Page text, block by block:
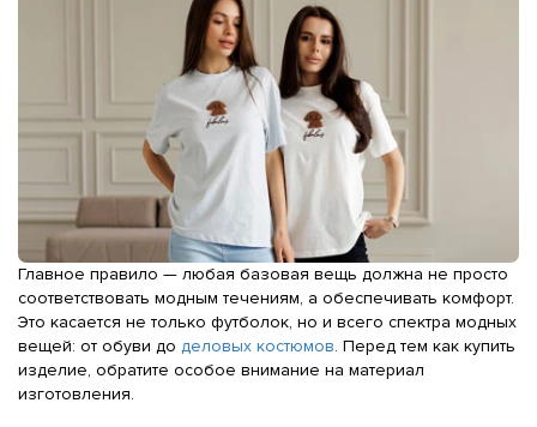
Главное правило — любая базовая вещь должна не просто
соответствовать модным течениям, а обеспечивать комфорт.
Это касается не только футболок, но и всего спектра модных
вещей: от обуви до деловых костюмов. Перед тем как купить
изделие, обратите особое внимание на материал
изготовления.